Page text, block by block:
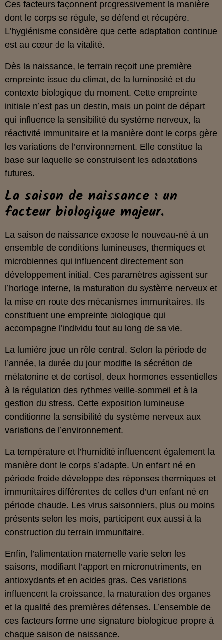
Ces facteurs façonnent progressivement la manière
dont le corps se régule, se défend et récupère.
L’hygiénisme considère que cette adaptation continue
est au cœur de la vitalité.
Dès la naissance, le terrain reçoit une première
empreinte issue du climat, de la luminosité et du
contexte biologique du moment. Cette empreinte
initiale n’est pas un destin, mais un point de départ
qui influence la sensibilité du système nerveux, la
réactivité immunitaire et la manière dont le corps gère
les variations de l’environnement. Elle constitue la
base sur laquelle se construisent les adaptations
futures.
La saison de naissance : un
facteur biologique majeur.
La saison de naissance expose le nouveau-né à un
ensemble de conditions lumineuses, thermiques et
microbiennes qui influencent directement son
développement initial. Ces paramètres agissent sur
l’horloge interne, la maturation du système nerveux et
la mise en route des mécanismes immunitaires. Ils
constituent une empreinte biologique qui
accompagne l’individu tout au long de sa vie.
La lumière joue un rôle central. Selon la période de
l’année, la durée du jour modifie la sécrétion de
mélatonine et de cortisol, deux hormones essentielles
à la régulation des rythmes veille-sommeil et à la
gestion du stress. Cette exposition lumineuse
conditionne la sensibilité du système nerveux aux
variations de l’environnement.
La température et l’humidité influencent également la
manière dont le corps s’adapte. Un enfant né en
période froide développe des réponses thermiques et
immunitaires différentes de celles d’un enfant né en
période chaude. Les virus saisonniers, plus ou moins
présents selon les mois, participent eux aussi à la
construction du terrain immunitaire.
Enfin, l’alimentation maternelle varie selon les
saisons, modifiant l’apport en micronutriments, en
antioxydants et en acides gras. Ces variations
influencent la croissance, la maturation des organes
et la qualité des premières défenses. L’ensemble de
ces facteurs forme une signature biologique propre à
chaque saison de naissance.